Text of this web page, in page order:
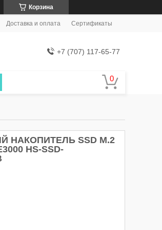
Корзина
Доставка и оплата Сертификаты
+7 (707) 117-65-77
НАКОПИТЕЛЬ SSD M.2
HS-SSD-